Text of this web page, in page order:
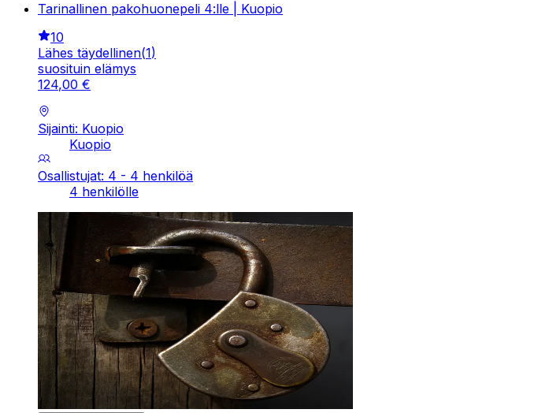
Tarinallinen pakohuonepeli 4:lle | Kuopio
10
Lähes täydellinen(1)
suosituin elämys
124,00 €
Sijainti: Kuopio
Kuopio
Osallistujat: 4 - 4 henkilöä
4 henkilölle